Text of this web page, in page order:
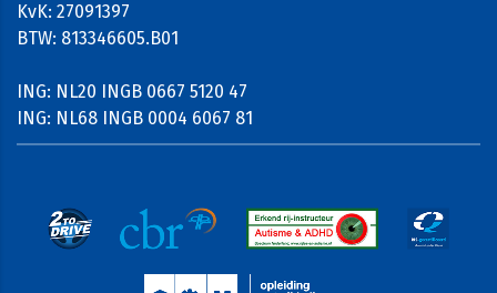
KvK: 27091397
BTW: 813346605.B01
ING: NL20 INGB 0667 5120 47
ING: NL68 INGB 0004 6067 81